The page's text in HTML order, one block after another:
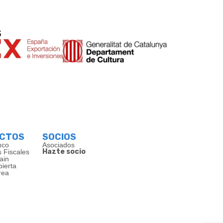
Fiscales
SOCIOS
Asociados
Hazte socio